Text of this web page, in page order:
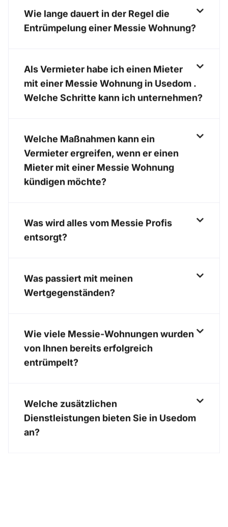
Wie lange dauert in der Regel die
Entrümpelung einer Messie Wohnung?
Als Vermieter habe ich einen Mieter
mit einer Messie Wohnung in Usedom .
Welche Schritte kann ich unternehmen?
Welche Maßnahmen kann ein
Vermieter ergreifen, wenn er einen
Mieter mit einer Messie Wohnung
kündigen möchte?
Was wird alles vom Messie Profis
entsorgt?
Was passiert mit meinen
Wertgegenständen?
Wie viele Messie-Wohnungen wurden
von Ihnen bereits erfolgreich
entrümpelt?
Welche zusätzlichen
Dienstleistungen bieten Sie in Usedom
an?